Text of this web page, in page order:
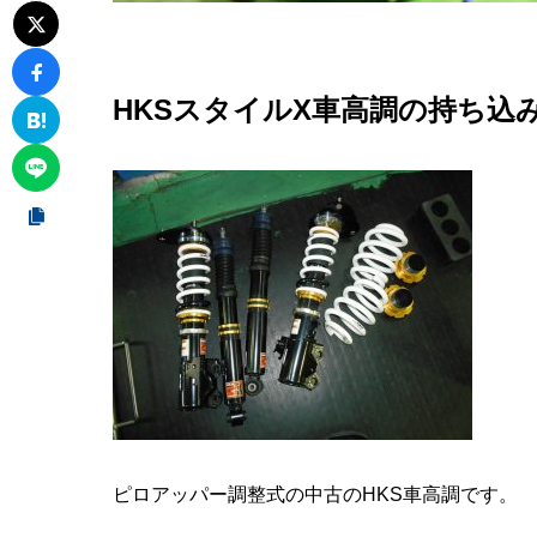
HKSスタイルX車高調の持ち込
ピロアッパー調整式の中古のHKS車高調です。